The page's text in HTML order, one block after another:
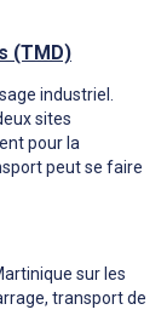
(TMD)
industriel.
sites
pour la
peut se faire
sur les
transport de